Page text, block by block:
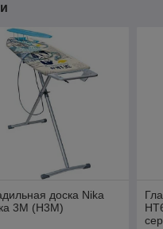
доска Nika
3М (Н3М)